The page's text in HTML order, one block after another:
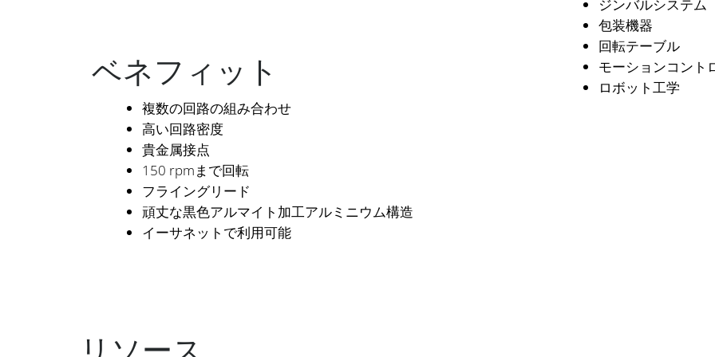
ベネフィット
複数の回路の組み合わせ
高い回路密度
貴金属接点
150 rpmまで回転
フライングリード
頑丈な黒色アルマイト加工アルミニウム構造
イーサネットで利用可能
ジンバルシステム
包装機器
回転テーブル
モーションコント
ロボット工学